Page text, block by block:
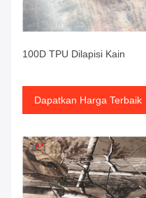
100D TPU Dilapisi Kain
Dapatkan Harga Terbaik